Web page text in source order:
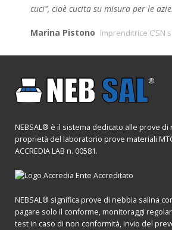
cuci”, cioè cucita su misura per le
Marina Pistono Imprenditrice C’SN
NEBSAL® è il sistema dedicato alle prove di
proprietà del laboratorio prove materiali
ACCREDIA LAB n. 00581.
NEBSAL® significa prove di nebbia salina
pagare solo il conforme, monitoraggi
test in caso di non conformità, invio del